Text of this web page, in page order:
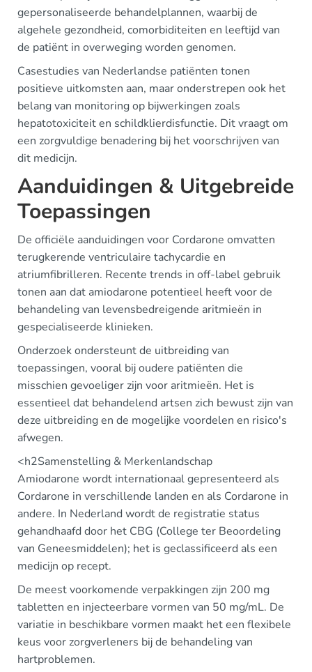
gepersonaliseerde behandelplannen, waarbij de
algehele gezondheid, comorbiditeiten en leeftijd van
de patiënt in overweging worden genomen.
Casestudies van Nederlandse patiënten tonen
positieve uitkomsten aan, maar onderstrepen ook het
belang van monitoring op bijwerkingen zoals
hepatotoxiciteit en schildklierdisfunctie. Dit vraagt om
een zorgvuldige benadering bij het voorschrijven van
dit medicijn.
Aanduidingen & Uitgebreide
Toepassingen
De officiële aanduidingen voor Cordarone omvatten
terugkerende ventriculaire tachycardie en
atriumfibrilleren. Recente trends in off-label gebruik
tonen aan dat amiodarone potentieel heeft voor de
behandeling van levensbedreigende aritmieën in
gespecialiseerde klinieken.
Onderzoek ondersteunt de uitbreiding van
toepassingen, vooral bij oudere patiënten die
misschien gevoeliger zijn voor aritmieën. Het is
essentieel dat behandelend artsen zich bewust zijn van
deze uitbreiding en de mogelijke voordelen en risico's
afwegen.
<h2Samenstelling & Merkenlandschap
Amiodarone wordt internationaal gepresenteerd als
Cordarone in verschillende landen en als Cordarone in
andere. In Nederland wordt de registratie status
gehandhaafd door het CBG (College ter Beoordeling
van Geneesmiddelen); het is geclassificeerd als een
medicijn op recept.
De meest voorkomende verpakkingen zijn 200 mg
tabletten en injecteerbare vormen van 50 mg/mL. De
variatie in beschikbare vormen maakt het een flexibele
keus voor zorgverleners bij de behandeling van
hartproblemen.